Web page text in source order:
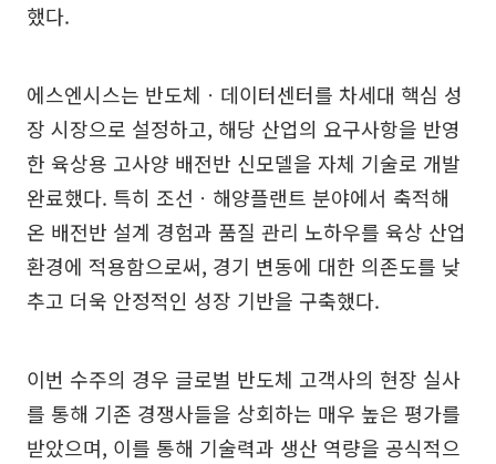
했다.
에스엔시스는 반도체ㆍ데이터센터를 차세대 핵심 성
장 시장으로 설정하고, 해당 산업의 요구사항을 반영
한 육상용 고사양 배전반 신모델을 자체 기술로 개발
완료했다. 특히 조선ㆍ해양플랜트 분야에서 축적해
온 배전반 설계 경험과 품질 관리 노하우를 육상 산업
환경에 적용함으로써, 경기 변동에 대한 의존도를 낮
추고 더욱 안정적인 성장 기반을 구축했다.
이번 수주의 경우 글로벌 반도체 고객사의 현장 실사
를 통해 기존 경쟁사들을 상회하는 매우 높은 평가를
받았으며, 이를 통해 기술력과 생산 역량을 공식적으